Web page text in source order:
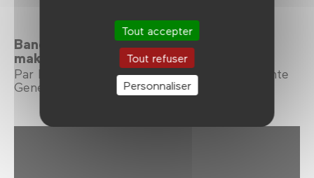
Tout accepter
Tout refuser
Personnaliser
Bande annonce de la 21e édition : le
making-of
Par les élèves du DNMADe de L'Institut Sainte
Geneviève.